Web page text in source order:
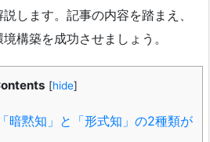
します。記事の内容を踏まえ、
構築を成功させましょう。
[hide]
暗黙知」と「形式知」の2種類が